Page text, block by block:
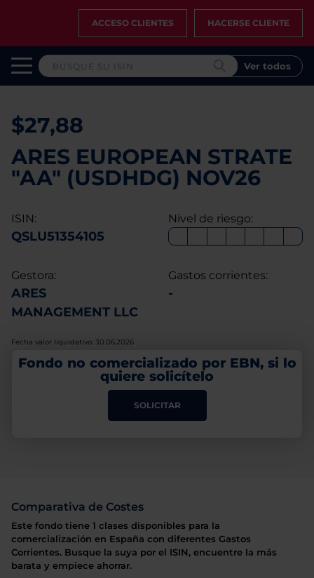
ACCESO CLIENTES HACERSE CLIENTE
Ver todos
$27,88
ARES EUROPEAN STRATE
"AA" (USDHDG) NOV26
ISIN:
QSLU51354105
Nivel de riesgo:
Gestora:
ARES
MANAGEMENT LLC
Gastos corrientes:
-
Fecha valor liquidativo: 30.06.2026
Fondo no comercializado por EBN, si lo
quiere solicítelo
SOLICITAR
Comparativa de Costes
Este fondo tiene 1 clases disponibles para la
comercialización en España con diferentes Gastos
Corrientes. Busque la suya por el ISIN, encuentre la más
barata y empiece ahorrar.